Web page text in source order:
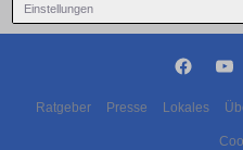
Einstellungen
Ratgeber Presse Lokales